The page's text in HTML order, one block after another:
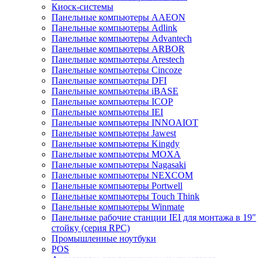
Киоск-системы
Панельные компьютеры AAEON
Панельные компьютеры Adlink
Панельные компьютеры Advantech
Панельные компьютеры ARBOR
Панельные компьютеры Arestech
Панельные компьютеры Cincoze
Панельные компьютеры DFI
Панельные компьютеры iBASE
Панельные компьютеры ICOP
Панельные компьютеры IEI
Панельные компьютеры INNOAIOT
Панельные компьютеры Jawest
Панельные компьютеры Kingdy
Панельные компьютеры MOXA
Панельные компьютеры Nagasaki
Панельные компьютеры NEXCOM
Панельные компьютеры Portwell
Панельные компьютеры Touch Think
Панельные компьютеры Winmate
Панельные рабочие станции IEI для монтажа в 19"
стойку (серия RPC)
Промышленные ноутбуки
POS